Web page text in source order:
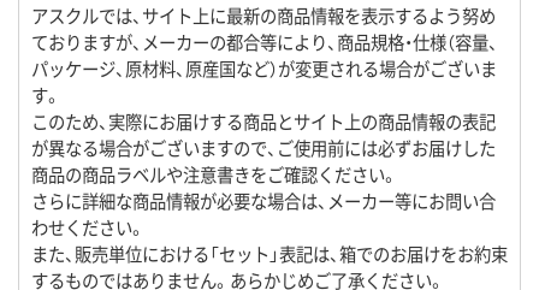
アスクルでは、サイト上に最新の商品情報を表示するよう努め
ておりますが、メーカーの都合等により、商品規格・仕様（容量、
パッケージ、原材料、原産国など）が変更される場合がございま
す。
このため、実際にお届けする商品とサイト上の商品情報の表記
が異なる場合がございますので、ご使用前には必ずお届けした
商品の商品ラベルや注意書きをご確認ください。
さらに詳細な商品情報が必要な場合は、メーカー等にお問い合
わせください。
また、販売単位における「セット」表記は、箱でのお届けをお約束
するものではありません。あらかじめご了承ください。